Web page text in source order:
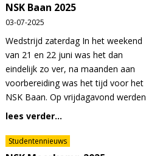
NSK Baan 2025
03-07-2025
Wedstrijd zaterdag In het weekend
van 21 en 22 juni was het dan
eindelijk zo ver, na maanden aan
voorbereiding was het tijd voor het
NSK Baan. Op vrijdagavond werden
lees verder...
Studentennieuws